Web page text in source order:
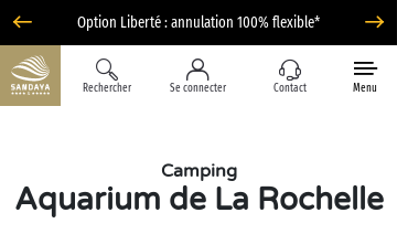
Option Liberté : annulation 100% flexible*
Rechercher Se connecter Contact Menu
Camping
Aquarium de La Rochelle